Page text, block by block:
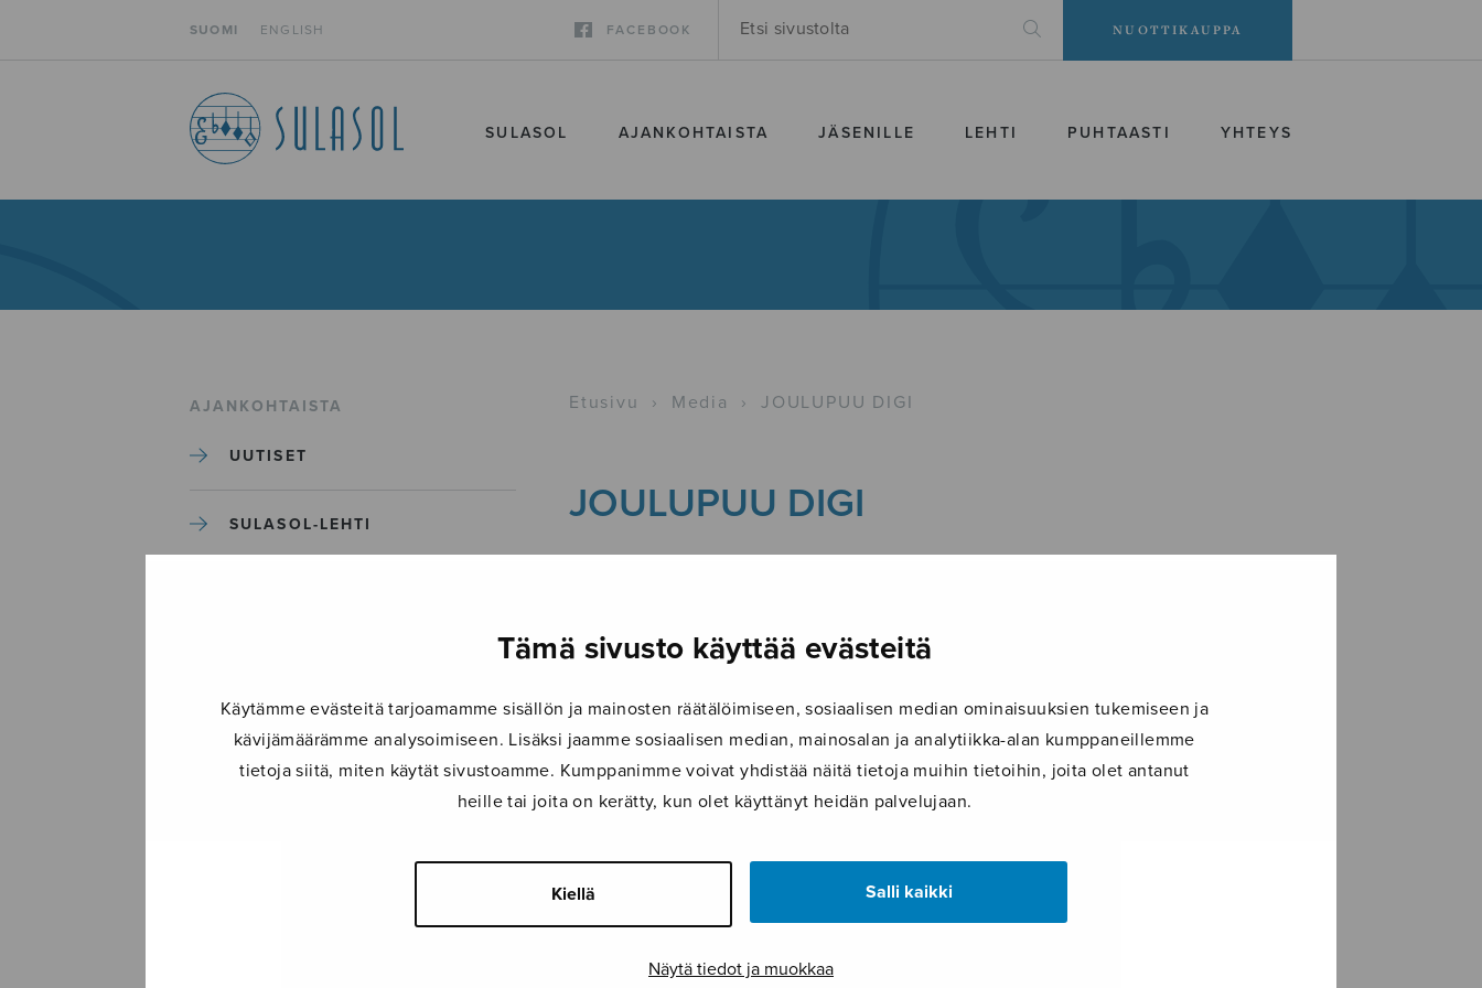
Tämä sivusto käyttää evästeitä
Käytämme evästeitä tarjoamamme sisällön ja mainosten räätälöimiseen, sosiaalisen median ominaisuuksien tukemiseen ja
kävijämäärämme analysoimiseen. Lisäksi jaamme sosiaalisen median, mainosalan ja analytiikka-alan kumppaneillemme
tietoja siitä, miten käytät sivustoamme. Kumppanimme voivat yhdistää näitä tietoja muihin tietoihin, joita olet antanut
heille tai joita on kerätty, kun olet käyttänyt heidän palvelujaan.
Kiellä Salli kaikki
Näytä tiedot ja muokkaa
SUOMI ENGLISH FACEBOOK NUOTTIKAUPPA
SULASOL AJANKOHTAISTA JÄSENILLE LEHTI PUHTAASTI YHTEYS
AJANKOHTAISTA
UUTISET
SULASOL-LEHTI
TAPAHTUMAT
Etusivu › Media › JOULUPUU DIGI
JOULUPUU DIGI